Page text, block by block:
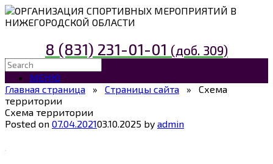
ОРГАНИЗАЦИЯ СПОРТИВНЫХ МЕРОПРИЯТИЙ В
НИЖЕГОРОДСКОЙ ОБЛАСТИ
8 (831) 231-01-01 (доб. 309)
МЕНЮ
Главная страница » Страницы сайта » Схема
территории
Схема территории
Posted on 07.04.202103.10.2025 by admin